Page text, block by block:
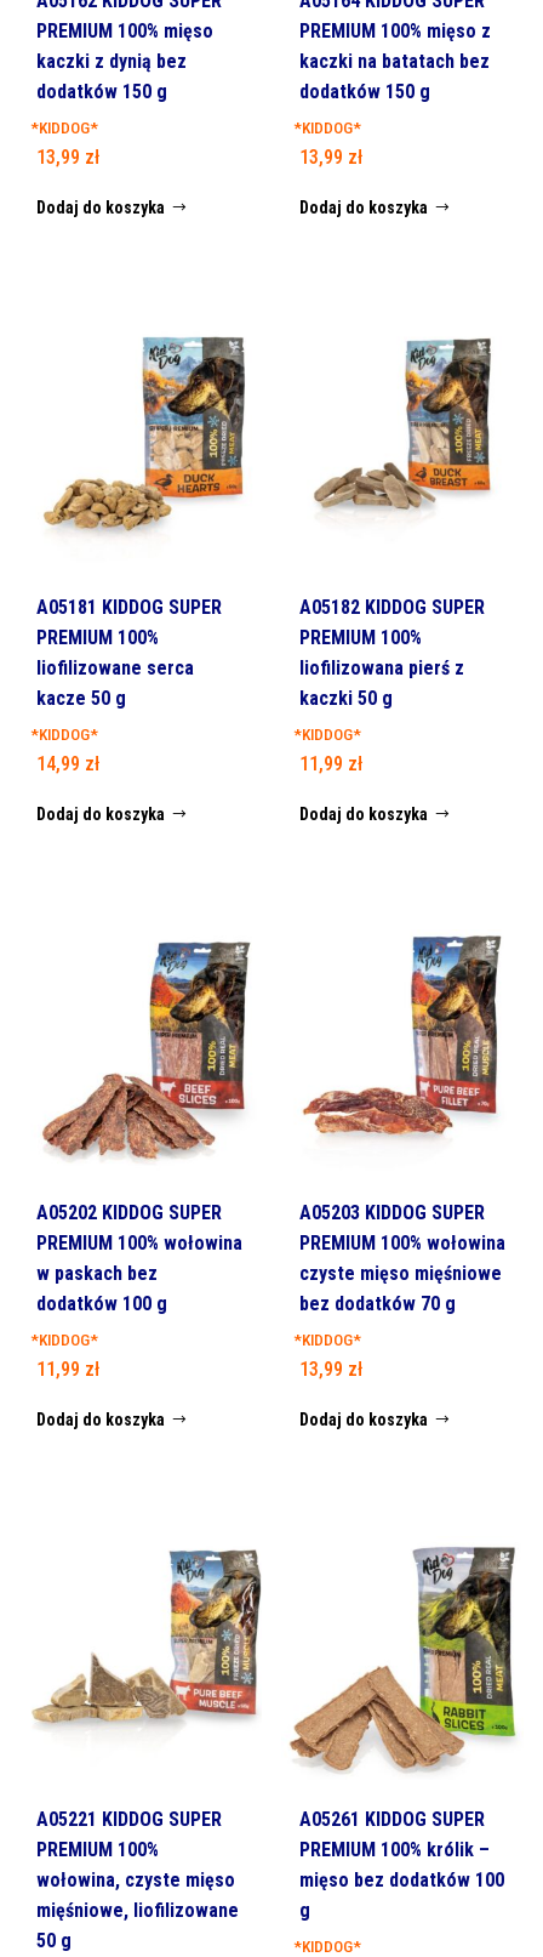
PREMIUM 100% mięso
kaczki z dynią bez
dodatków 150 g
*KIDDOG*
13,99 zł
Dodaj do koszyka
PREMIUM 100% mięso z
kaczki na batatach bez
dodatków 150 g
*KIDDOG*
13,99 zł
Dodaj do koszyka
A05181 KIDDOG SUPER
PREMIUM 100%
liofilizowane serca
kacze 50 g
*KIDDOG*
14,99 zł
Dodaj do koszyka
A05182 KIDDOG SUPER
PREMIUM 100%
liofilizowana pierś z
kaczki 50 g
*KIDDOG*
11,99 zł
Dodaj do koszyka
A05202 KIDDOG SUPER
PREMIUM 100% wołowina
w paskach bez
dodatków 100 g
*KIDDOG*
11,99 zł
Dodaj do koszyka
A05203 KIDDOG SUPER
PREMIUM 100% wołowina
czyste mięso mięśniowe
bez dodatków 70 g
*KIDDOG*
13,99 zł
Dodaj do koszyka
A05221 KIDDOG SUPER
PREMIUM 100%
wołowina, czyste mięso
mięśniowe, liofilizowane
50 g
A05261 KIDDOG SUPER
PREMIUM 100% królik –
mięso bez dodatków 100
g
*KIDDOG*